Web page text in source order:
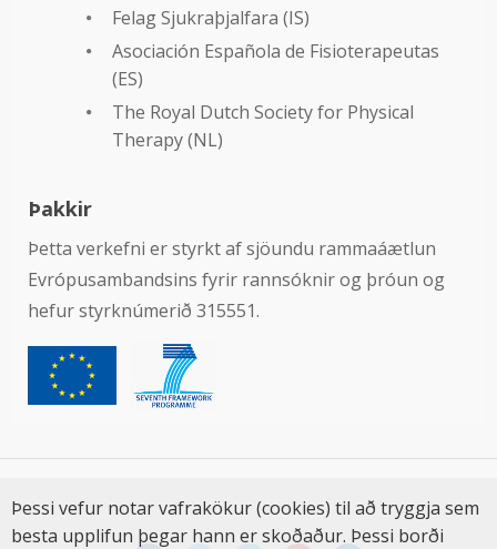
Felag Sjukraþjalfara (IS)
Asociación Española de Fisioterapeutas
(ES)
The Royal Dutch Society for Physical
Therapy (NL)
Þakkir
Þetta verkefni er styrkt af sjöundu rammaáætlun
Evrópusambandsins fyrir rannsóknir og þróun og
hefur styrknúmerið 315551.
Þessi vefur notar vafrakökur (cookies) til að tryggja sem
besta upplifun þegar hann er skoðaður. Þessi borði